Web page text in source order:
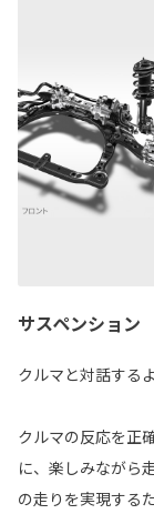
サスペンション
クルマと対話する
クルマの反応を正
に、楽しみながら
の走りを実現する